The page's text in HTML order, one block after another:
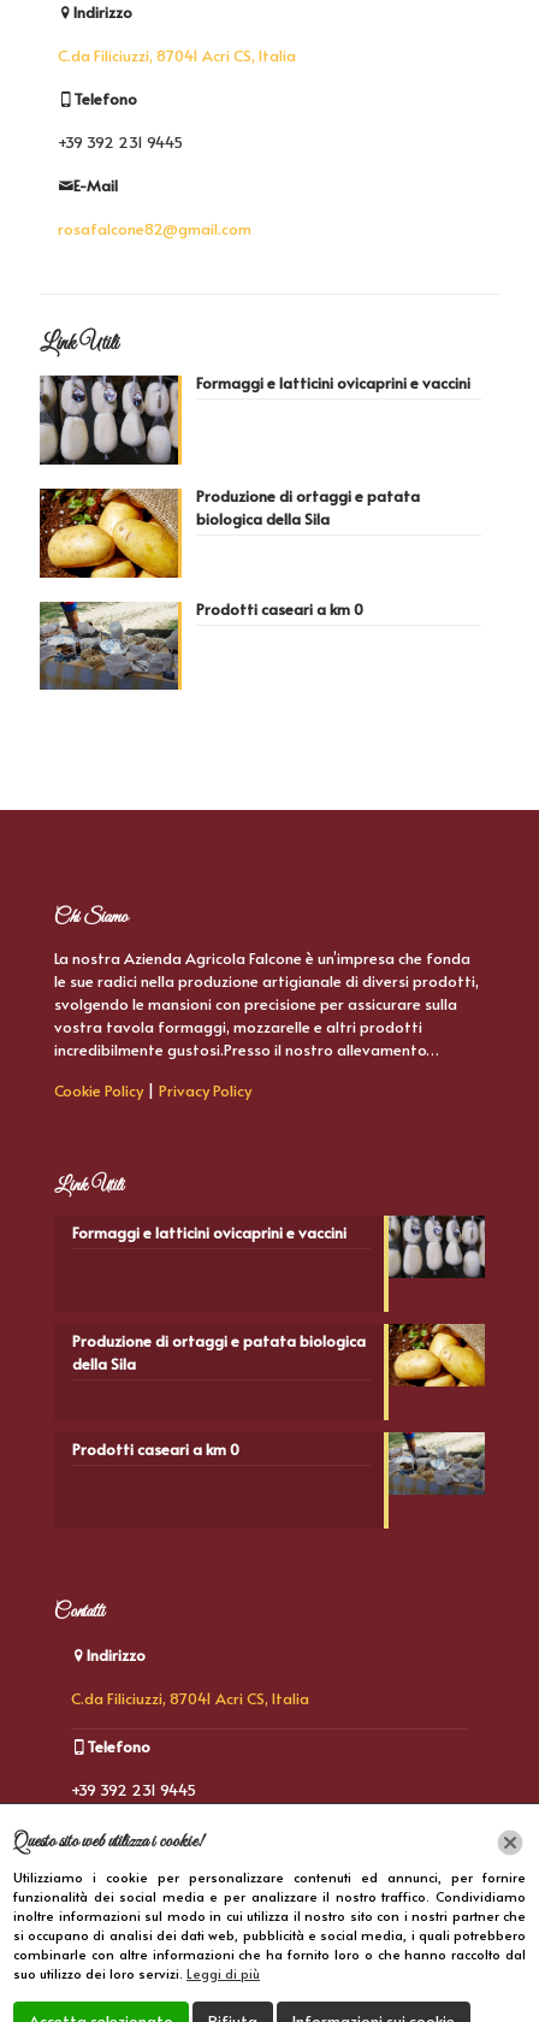
Indirizzo
C.da Filiciuzzi, 87041 Acri CS, Italia
Telefono
+39 392 231 9445
E-Mail
rosafalcone82@gmail.com
Link Utili
Formaggi e latticini ovicaprini e vaccini
Produzione di ortaggi e patata
biologica della Sila
Prodotti caseari a km 0
Chi Siamo
La nostra Azienda Agricola Falcone è un’impresa che fonda
le sue radici nella produzione artigianale di diversi prodotti,
svolgendo le mansioni con precisione per assicurare sulla
vostra tavola formaggi, mozzarelle e altri prodotti
incredibilmente gustosi.Presso il nostro allevamento…
Cookie Policy| Privacy Policy
Link Utili
Formaggi e latticini ovicaprini e vaccini
Produzione di ortaggi e patata biologica
della Sila
Prodotti caseari a km 0
Contatti
Indirizzo
C.da Filiciuzzi, 87041 Acri CS, Italia
Telefono
+39 392 231 9445
E-Mail
rosafalcone82@gmail.com
Questo sito web utilizza i cookie!
Utilizziamo i cookie per personalizzare contenuti ed annunci, per fornire
funzionalità dei social media e per analizzare il nostro traffico. Condividiamo
inoltre informazioni sul modo in cui utilizza il nostro sito con i nostri partner che
si occupano di analisi dei dati web, pubblicità e social media, i quali potrebbero
combinarle con altre informazioni che ha fornito loro o che hanno raccolto dal
suo utilizzo dei loro servizi. Leggi di più